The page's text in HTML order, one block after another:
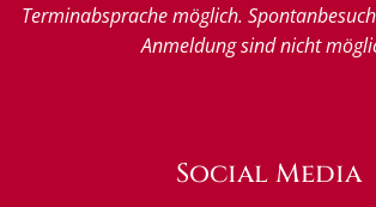
Terminabsprache möglich.
Anmeldung sind nicht
Social Media